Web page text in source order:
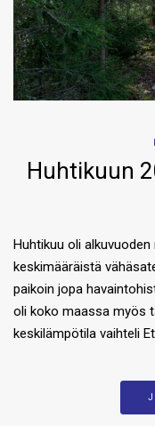
Huhtikuun
Huhtikuu oli
keskimääräistä
paikoin jopa
oli koko maassa myös
keskilämpötila vaihteli